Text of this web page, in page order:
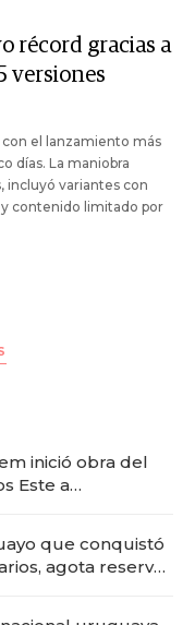
récord gracias a
versiones
el lanzamiento más
días. La maniobra
incluyó variantes con
y contenido limitado por
inició obra del
Este a
que conquistó
agota reservas